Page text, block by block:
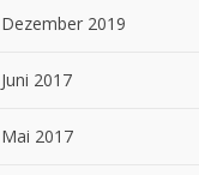
Dezember 2019
Juni 2017
Mai 2017